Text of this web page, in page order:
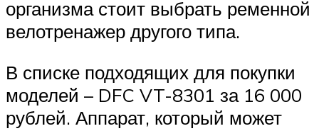
организма стоит выбрать ременной
велотренажер другого типа.
В списке подходящих для покупки
моделей – DFC VT-8301 за 16 000
рублей. Аппарат, который может